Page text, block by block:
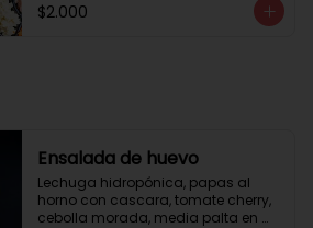
$2.000
Ensalada de huevo
Lechuga hidropónica, papas al
horno con cascara, tomate cherry,
cebolla morada, media palta en